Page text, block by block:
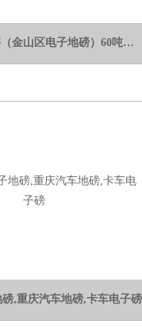
SCS60吨地磅秤（金山区电子地磅）60吨汽车地磅厂家
磅,重庆汽车地磅,卡车电子磅